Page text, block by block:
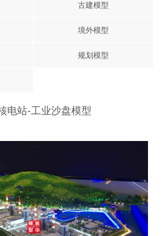
古建模型
境外模型
规划模型
电站-工业沙盘模型